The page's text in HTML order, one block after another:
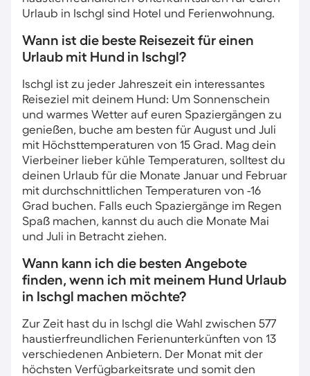
Urlaub in Ischgl sind Hotel und Ferienwohnung.
Wann ist die beste Reisezeit für einen
Urlaub mit Hund in Ischgl?
Ischgl ist zu jeder Jahreszeit ein interessantes
Reiseziel mit deinem Hund: Um Sonnenschein
und warmes Wetter auf euren Spaziergängen zu
genießen, buche am besten für August und Juli
mit Höchsttemperaturen von 15 Grad. Mag dein
Vierbeiner lieber kühle Temperaturen, solltest du
deinen Urlaub für die Monate Januar und Februar
mit durchschnittlichen Temperaturen von -16
Grad buchen. Falls euch Spaziergänge im Regen
Spaß machen, kannst du auch die Monate Mai
und Juli in Betracht ziehen.
Wann kann ich die besten Angebote
finden, wenn ich mit meinem Hund Urlaub
in Ischgl machen möchte?
Zur Zeit hast du in Ischgl die Wahl zwischen 577
haustierfreundlichen Ferienunterkünften von 13
verschiedenen Anbietern. Der Monat mit der
höchsten Verfügbarkeitsrate und somit den